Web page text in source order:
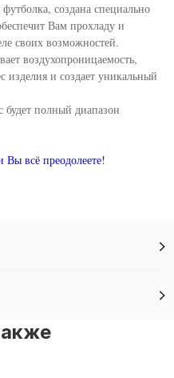
создана специально
Вам прохладу и
своих возможностей.
воздухопроницаемость,
изделия и создает уникальный
будет полный диапазон
Вы всё преодолеете!